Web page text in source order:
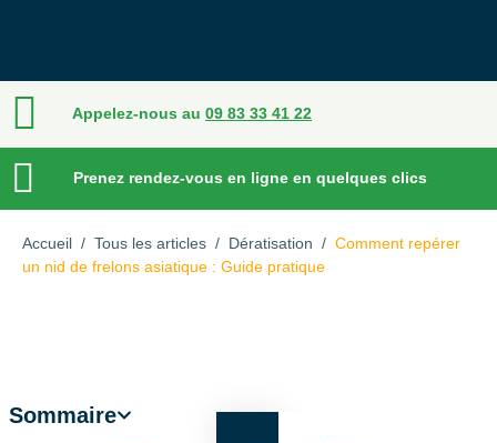
Appelez-nous au 09 83 33 41 22
Prenez rendez-vous en ligne en quelques clics
Accueil / Tous les articles / Dératisation / Comment repérer
un nid de frelons asiatique : Guide pratique
Sommaire